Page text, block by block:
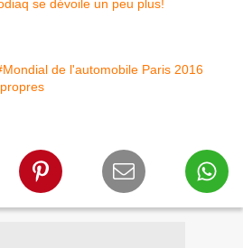
de l'automobile Paris 2016